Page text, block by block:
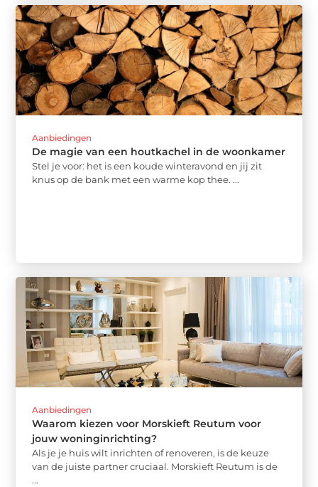
Aanbiedingen
De magie van een houtkachel in de woonkamer
Stel je voor: het is een koude winteravond en jij zit
knus op de bank met een warme kop thee. ...
Aanbiedingen
Waarom kiezen voor Morskieft Reutum voor
jouw woninginrichting?
Als je je huis wilt inrichten of renoveren, is de keuze
van de juiste partner cruciaal. Morskieft Reutum is de
...